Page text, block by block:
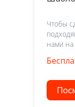
Чтобы
нами на